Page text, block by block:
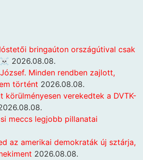
bringaúton országútival csak
2026.08.08.
Minden rendben zajlott,
történt 2026.08.08.
körülményesen verekedtek a DVTK-
meccs legjobb pillanatai
az amerikai demokraták új sztárja,
2026.08.08.